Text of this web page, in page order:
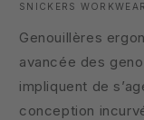
modale
SNICKERS
Genouillères
avancée des
impliquent de
conception